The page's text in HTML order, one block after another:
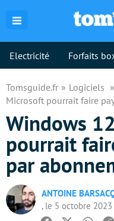
Electricité Forfaits
Tomsguide.fr Logiciels
Microsoft pourrait faire
Windows
pourrait
par
ANTOINE
, le 5 octobre 2023